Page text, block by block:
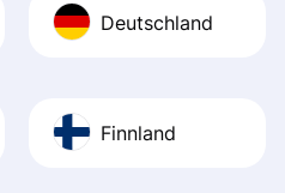
Deutschland
Finnland